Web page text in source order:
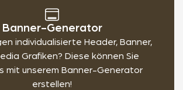
Banner-Generator
individualisierte Header, Banner,
Grafiken? Diese können Sie
mit unserem Banner-Generator
erstellen!